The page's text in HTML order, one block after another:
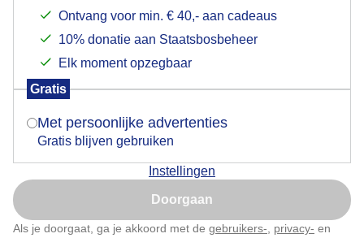
Ontvang voor min. € 40,- aan cadeaus
10% donatie aan Staatsbosbeheer
Elk moment opzegbaar
Gratis
Met persoonlijke advertenties
Gratis blijven gebruiken
Instellingen
Doorgaan
Als je doorgaat, ga je akkoord met de gebruikers- privacy- en
Ook later op de middag nog steeds mooie wolken met
Door: Arnout Bolt
Indien je hier nog geen akkoord op hebt gegeven,
verschijnt er zo een pop-up uit je browser waarin
Is goed, toon de popup
Nu niet, misschien later
Klik hierom dit aan te passen